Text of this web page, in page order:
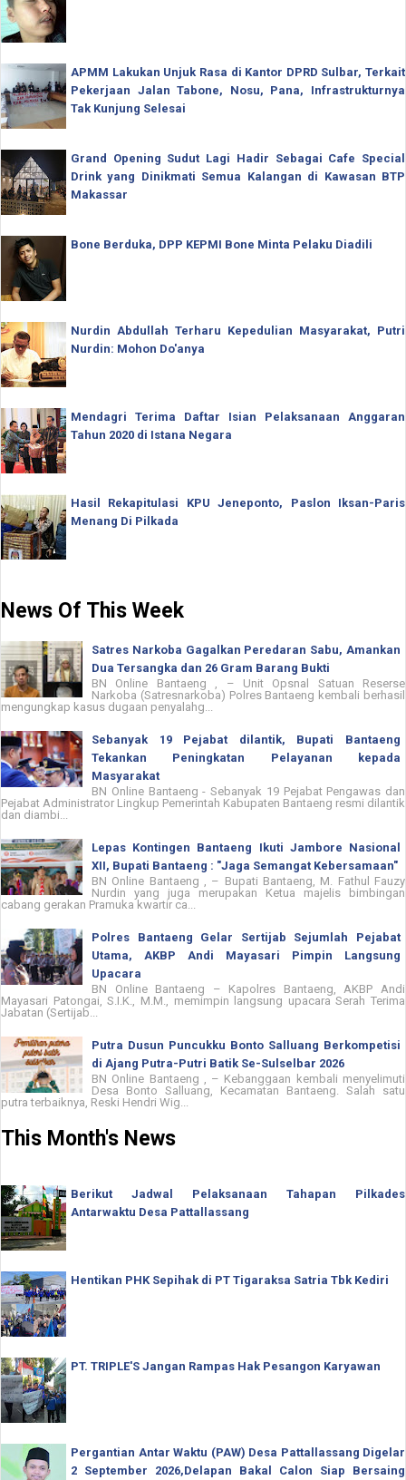
APMM Lakukan Unjuk Rasa di Kantor DPRD Sulbar, Terkait
Pekerjaan Jalan Tabone, Nosu, Pana, Infrastrukturnya
Tak Kunjung Selesai
Grand Opening Sudut Lagi Hadir Sebagai Cafe Special
Drink yang Dinikmati Semua Kalangan di Kawasan BTP
Makassar
Bone Berduka, DPP KEPMI Bone Minta Pelaku Diadili
Nurdin Abdullah Terharu Kepedulian Masyarakat, Putri
Nurdin: Mohon Do'anya
Mendagri Terima Daftar Isian Pelaksanaan Anggaran
Tahun 2020 di Istana Negara
Hasil Rekapitulasi KPU Jeneponto, Paslon Iksan-Paris
Menang Di Pilkada
News Of This Week
Satres Narkoba Gagalkan Peredaran Sabu, Amankan
Dua Tersangka dan 26 Gram Barang Bukti
BN Online Bantaeng , – Unit Opsnal Satuan Reserse
Narkoba (Satresnarkoba) Polres Bantaeng kembali berhasil
mengungkap kasus dugaan penyalahg...
Sebanyak 19 Pejabat dilantik, Bupati Bantaeng
Tekankan Peningkatan Pelayanan kepada
Masyarakat
BN Online Bantaeng - Sebanyak 19 Pejabat Pengawas dan
Pejabat Administrator Lingkup Pemerintah Kabupaten Bantaeng resmi dilantik
dan diambi...
Lepas Kontingen Bantaeng Ikuti Jambore Nasional
XII, Bupati Bantaeng : "Jaga Semangat Kebersamaan"
BN Online Bantaeng , – Bupati Bantaeng, M. Fathul Fauzy
Nurdin yang juga merupakan Ketua majelis bimbingan
cabang gerakan Pramuka kwartir ca...
Polres Bantaeng Gelar Sertijab Sejumlah Pejabat
Utama, AKBP Andi Mayasari Pimpin Langsung
Upacara
BN Online Bantaeng – Kapolres Bantaeng, AKBP Andi
Mayasari Patongai, S.I.K., M.M., memimpin langsung upacara Serah Terima
Jabatan (Sertijab...
Putra Dusun Puncukku Bonto Salluang Berkompetisi
di Ajang Putra-Putri Batik Se-Sulselbar 2026
BN Online Bantaeng , – Kebanggaan kembali menyelimuti
Desa Bonto Salluang, Kecamatan Bantaeng. Salah satu
putra terbaiknya, Reski Hendri Wig...
This Month's News
Berikut Jadwal Pelaksanaan Tahapan Pilkades
Antarwaktu Desa Pattallassang
Hentikan PHK Sepihak di PT Tigaraksa Satria Tbk Kediri
PT. TRIPLE'S Jangan Rampas Hak Pesangon Karyawan
Pergantian Antar Waktu (PAW) Desa Pattallassang Digelar
2 September 2026,Delapan Bakal Calon Siap Bersaing